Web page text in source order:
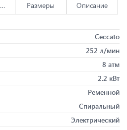
Размеры Описание
Ceccato
252 л/мин
8 атм
2.2 кВт
Ременной
Спиральный
Электрический